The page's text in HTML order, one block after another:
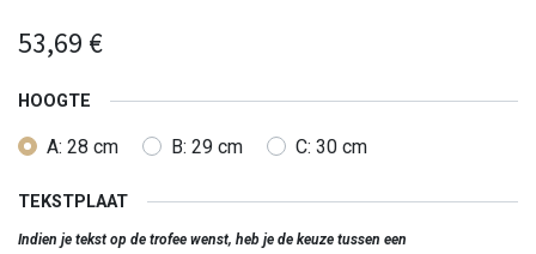
53,69 €
HOOGTE
A: 28 cm B: 29 cm C: 30 cm
TEKSTPLAAT
Indien je tekst op de trofee wenst, heb je de keuze tussen een